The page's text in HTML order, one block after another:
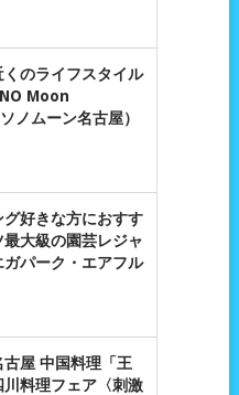
くのライフスタイル
Moon
ノムーン名古屋）
グ好きな方におすす
大級の園芸レジャ
ガパーク・エアフル
古屋 中国料理「王
川料理フェア〈刺激